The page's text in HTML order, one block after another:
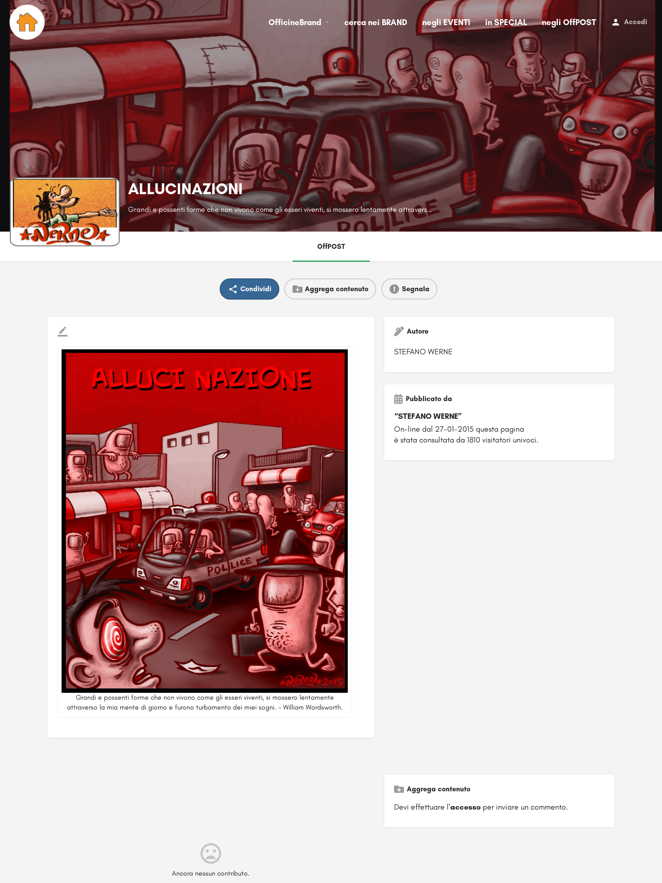
OfficineBrand cerca nei BRAND negli EVENTI in SPECIAL negli OffPOST Accedi
ALLUCINAZIONI
Grandi e possenti forme che non vivono come gli esseri viventi, si mossero lentamente attraverso la mia mente di giorno e furono turbamento dei miei sogni. - William Wordsworth.
OffPOST
Condividi Aggrega contenuto Segnala
Grandi e possenti forme che non vivono come gli esseri viventi, si mossero lentamente
attraverso la mia mente di giorno e furono turbamento dei miei sogni. - William Wordsworth.
Autore
STEFANO WERNE
Pubblicato da
“STEFANO WERNE”
On-line dal 27-01-2015 questa pagina
è stata consultata da 1810 visitatori univoci.
Ancora nessun contributo.
Aggrega contenuto
Devi effettuare l'accessoper inviare un commento.